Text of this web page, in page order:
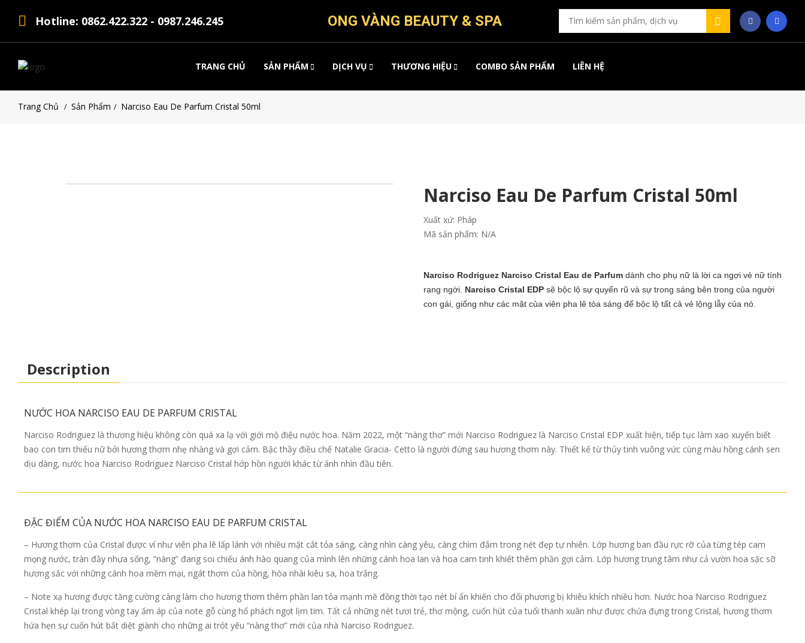
Hotline: 0862.422.322 - 0987.246.245 ONG VÀNG BEAUTY & SPA
TRANG CHỦ SẢN PHẨM DỊCH VỤ THƯƠNG HIỆU COMBO SẢN PHẨM LIÊN HỆ
Trang Chủ / Sản Phẩm / Narciso Eau De Parfum Cristal 50ml
Narciso Eau De Parfum Cristal 50ml
Xuất xứ: Pháp
Mã sản phẩm: N/A
Narciso Rodriguez Narciso Cristal Eau de Parfum dành cho phụ nữ là lời ca ngợi vẻ nữ tính
rạng ngời. Narciso Cristal EDP sẽ bộc lộ sự quyến rũ và sự trong sáng bên trong của người
con gái, giống như các mặt của viên pha lê tỏa sáng để bộc lộ tất cả vẻ lộng lẫy của nó.
Description
NƯỚC HOA NARCISO EAU DE PARFUM CRISTAL
Narciso Rodriguez là thương hiệu không còn quá xa lạ với giới mộ điệu nước hoa. Năm 2022, một “nàng thơ” mới Narciso Rodriguez là Narciso Cristal EDP xuất hiện, tiếp tục làm xao xuyến biết
bao con tim thiếu nữ bởi hương thơm nhẹ nhàng và gợi cảm. Bậc thầy điều chế Natalie Gracia- Cetto là người đứng sau hương thơm này. Thiết kế từ thủy tinh vuông vức cùng màu hồng cánh sen
dịu dàng, nước hoa Narciso Rodriguez Narciso Cristal hớp hồn người khác từ ánh nhìn đầu tiên.
ĐẶC ĐIỂM CỦA NƯỚC HOA NARCISO EAU DE PARFUM CRISTAL
– Hương thơm của Cristal được ví như viên pha lê lấp lánh với nhiều mặt cắt tỏa sáng, càng nhìn càng yêu, càng chìm đắm trong nét đẹp tự nhiên. Lớp hương ban đầu rực rỡ của từng tép cam
mọng nước, tràn đầy nhựa sống, “nàng” đang soi chiếu ánh hào quang của mình lên những cánh hoa lan và hoa cam tinh khiết thêm phần gợi cảm. Lớp hương trung tâm như cả vườn hoa sặc sỡ
hương sắc với những cánh hoa mềm mại, ngát thơm của hồng, hòa nhài kiêu sa, hoa trắng.
– Note xạ hương được tăng cường càng làm cho hương thơm thêm phần lan tỏa mạnh mẽ đồng thời tạo nét bí ẩn khiến cho đối phương bị khiêu khích nhiều hơn. Nước hoa Narciso Rodriguez
Cristal khép lại trong vòng tay ấm áp của note gỗ cùng hổ phách ngọt lịm tim. Tất cả những nét tươi trẻ, thơ mộng, cuốn hút của tuổi thanh xuân như được chứa đựng trong Cristal, hương thơm
hứa hẹn sự cuốn hút bất diệt giành cho những ai trót yêu “nàng thơ” mới của nhà Narciso Rodriguez.